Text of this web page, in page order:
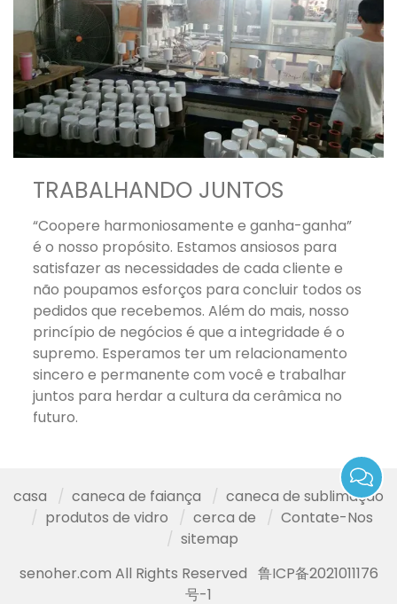
TRABALHANDO JUNTOS
“Coopere harmoniosamente e ganha-ganha”
é o nosso propósito. Estamos ansiosos para
satisfazer as necessidades de cada cliente e
não poupamos esforços para concluir todos os
pedidos que recebemos. Além do mais, nosso
princípio de negócios é que a integridade é o
supremo. Esperamos ter um relacionamento
sincero e permanente com você e trabalhar
juntos para herdar a cultura da cerâmica no
futuro.
casa caneca de faiança
caneca de sublimação
produtos de vidro
cerca de
Contate-Nos
sitemap
senoher.com All Rights Reserved 鲁ICP备2021011176
号-1